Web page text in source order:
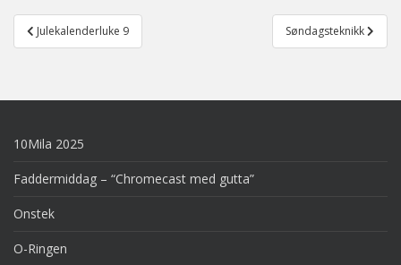
Post
navigation
Julekalenderluke 9 Søndagsteknikk
10Mila 2025
Faddermiddag – “Chromecast med gutta”
Onstek
O-Ringen